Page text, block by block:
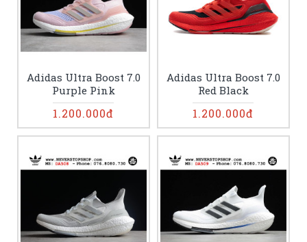
Adidas Ultra Boost 7.0
Purple Pink
1.200.000đ
Adidas Ultra Boost 7.0
Red Black
1.200.000đ